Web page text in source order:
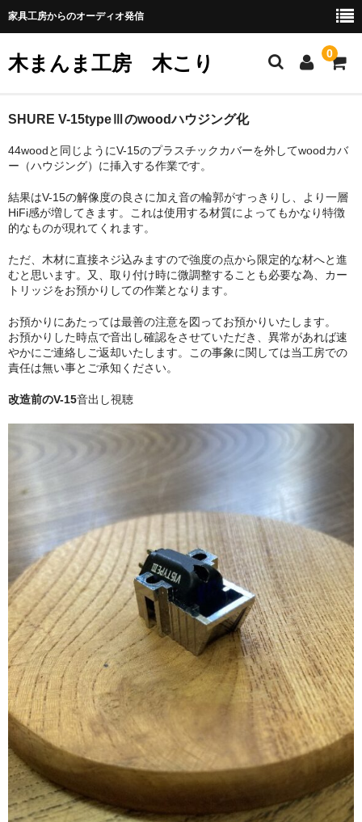
家具工房からのオーディオ発信
木まんま工房 木こり 0
ホーム
注文家具
ネット販売
shure M44シリーズのWood化
woodヘッドシェル
SHURE V-15typeⅢのwoodハウジング化
中電MG3675カートリッジのwoodハウジング化
欅製Bluetoothスピーカー
木製名刺入れ
屋久杉垂撥
神代欅垂撥
柿・黒柿垂撥
箭幹八幡宮の杉垂撥
欅、桐バスレフスピーカー
壁掛け式ヘッドシェルスタンド
神代杉 菱のイヤリング
ハートイヤリング
SHURE V-15typeⅢのwoodハウジング化
44woodと同じようにV-15のプラスチックカバーを外してwoodカバ
ー（ハウジング）に挿入する作業です。
結果はV-15の解像度の良さに加え音の輪郭がすっきりし、より一層
HiFi感が増してきます。これは使用する材質によってもかなり特徴
的なものが現れてくれます。
ただ、木材に直接ネジ込みますので強度の点から限定的な材へと進
むと思います。又、取り付け時に微調整することも必要な為、カー
トリッジをお預かりしての作業となります。
お預かりにあたっては最善の注意を図ってお預かりいたします。
お預かりした時点で音出し確認をさせていただき、異常があれば速
やかにご連絡しご返却いたします。この事象に関しては当工房での
責任は無い事とご承知ください。
改造前のV-15音出し視聴